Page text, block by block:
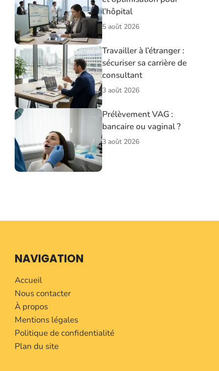
l’hôpital
5 août 2026
Travailler à l’étranger :
sécuriser sa carrière de
consultant
3 août 2026
Prélèvement VAG :
bancaire ou vaginal ?
3 août 2026
NAVIGATION
Accueil
Nous contacter
À propos
Mentions légales
Politique de confidentialité
Plan du site